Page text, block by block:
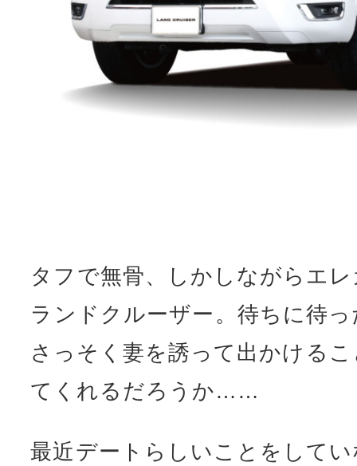
タフで無骨、しかしながらエ
ランドクルーザー。待ちに待
さっそく妻を誘って出かける
てくれるだろうか……
最近デートらしいことをして